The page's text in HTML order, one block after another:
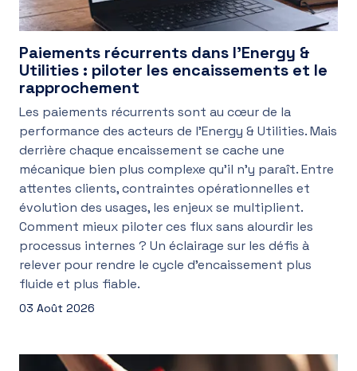
Paiements récurrents dans l’Energy &
Utilities : piloter les encaissements et le
rapprochement
Les paiements récurrents sont au cœur de la
performance des acteurs de l’Energy & Utilities. Mais
derrière chaque encaissement se cache une
mécanique bien plus complexe qu’il n’y paraît. Entre
attentes clients, contraintes opérationnelles et
évolution des usages, les enjeux se multiplient.
Comment mieux piloter ces flux sans alourdir les
processus internes ? Un éclairage sur les défis à
relever pour rendre le cycle d’encaissement plus
fluide et plus fiable.
03 Août 2026